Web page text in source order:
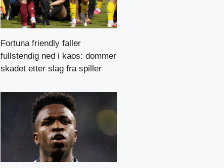
Fortuna friendly faller
fullstendig ned i kaos: dommer
skadet etter slag fra spiller